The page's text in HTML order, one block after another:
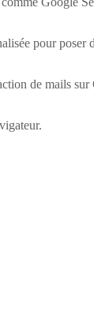
pour poser
de mails